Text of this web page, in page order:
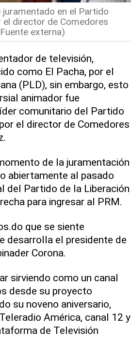
en el Partido
el director de Comedores
externa)
de televisión,
como El Pacha, por el
(PLD), sin embargo, esto
animador fue
comunitario del Partido
el director de Comedores
de la juramentación
abiertamente al pasado
del Partido de la Liberación
para ingresar al PRM.
que se siente
desarrolla el presidente de
Corona.
sirviendo como un canal
desde su proyecto
su noveno aniversario,
América, canal 12 y
de Televisión